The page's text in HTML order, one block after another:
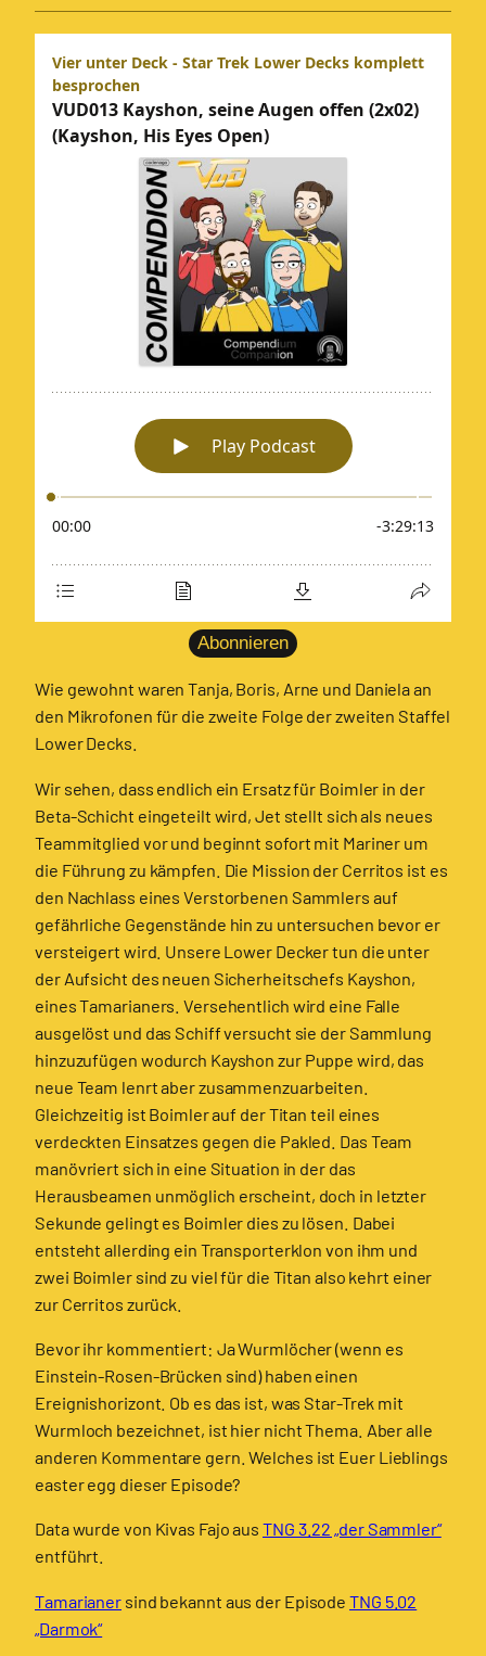
Abonnieren
Wie gewohnt waren Tanja, Boris, Arne und Daniela an
den Mikrofonen für die zweite Folge der zweiten Staffel
Lower Decks.
Wir sehen, dass endlich ein Ersatz für Boimler in der
Beta-Schicht eingeteilt wird, Jet stellt sich als neues
Teammitglied vor und beginnt sofort mit Mariner um
die Führung zu kämpfen. Die Mission der Cerritos ist es
den Nachlass eines Verstorbenen Sammlers auf
gefährliche Gegenstände hin zu untersuchen bevor er
versteigert wird. Unsere Lower Decker tun die unter
der Aufsicht des neuen Sicherheitschefs Kayshon,
eines Tamarianers. Versehentlich wird eine Falle
ausgelöst und das Schiff versucht sie der Sammlung
hinzuzufügen wodurch Kayshon zur Puppe wird, das
neue Team lenrt aber zusammenzuarbeiten.
Gleichzeitig ist Boimler auf der Titan teil eines
verdeckten Einsatzes gegen die Pakled. Das Team
manövriert sich in eine Situation in der das
Herausbeamen unmöglich erscheint, doch in letzter
Sekunde gelingt es Boimler dies zu lösen. Dabei
entsteht allerding ein Transporterklon von ihm und
zwei Boimler sind zu viel für die Titan also kehrt einer
zur Cerritos zurück.
Bevor ihr kommentiert: Ja Wurmlöcher (wenn es
Einstein-Rosen-Brücken sind) haben einen
Ereignishorizont. Ob es das ist, was Star-Trek mit
Wurmloch bezeichnet, ist hier nicht Thema. Aber alle
anderen Kommentare gern. Welches ist Euer Lieblings
easter egg dieser Episode?
Data wurde von Kivas Fajo aus TNG 3.22 „der Sammler“
entführt.
Tamarianer sind bekannt aus der EpisodeTNG 5.02
„Darmok“